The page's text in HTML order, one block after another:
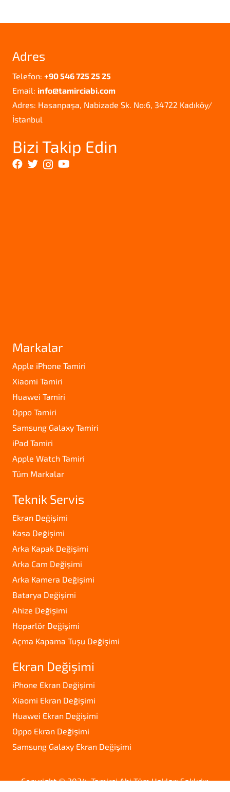
Adres
Telefon: +90 546 725 25 25
Email: info@tamirciabi.com
Adres: Hasanpaşa, Nabizade Sk. No:6, 34722 Kadıköy/
İstanbul
Bizi Takip Edin
Markalar
Apple iPhone Tamiri
Xiaomi Tamiri
Huawei Tamiri
Oppo Tamiri
Samsung Galaxy Tamiri
iPad Tamiri
Apple Watch Tamiri
Tüm Markalar
Teknik Servis
Ekran Değişimi
Kasa Değişimi
Arka Kapak Değişimi
Arka Cam Değişimi
Arka Kamera Değişimi
Batarya Değişimi
Ahize Değişimi
Hoparlör Değişimi
Açma Kapama Tuşu Değişimi
Ekran Değişimi
iPhone Ekran Değişimi
Xiaomi Ekran Değişimi
Huawei Ekran Değişimi
Oppo Ekran Değişimi
Samsung Galaxy Ekran Değişimi
Copyright © 2024. Tamirci Abi Tüm Hakları Saklıdır.